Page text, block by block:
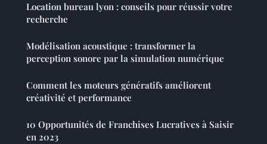
Location bureau lyon : conseils pour réussir votre
recherche
Modélisation acoustique : transformer la
perception sonore par la simulation numérique
Comment les moteurs génératifs améliorent
créativité et performance
10 Opportunités de Franchises Lucratives à Saisir
en 2023